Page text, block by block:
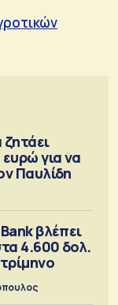
για να
Παυλίδη
βλέπει
4.600 δολ.